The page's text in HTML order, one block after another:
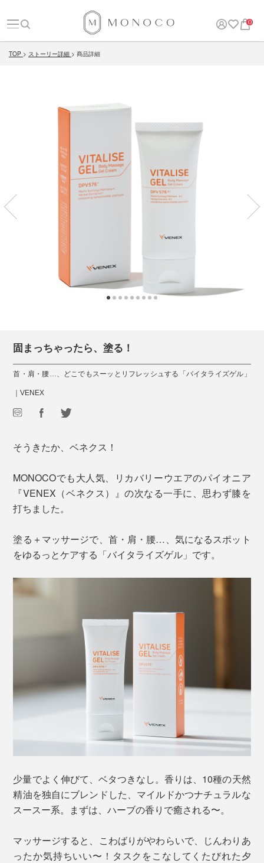
0
TOP ストーリー詳細 商品詳細
固まっちゃったら、塗る！
首・肩・腰…、どこでもスーッとリフレッシュする「バイタライズゲル」
｜VENEX
そうきたか、ベネクス！
MONOCOでも大人気、リカバリーウエアのパイオニア
『VENEX（ベネクス）』の次なる一手に、思わず膝を
打ちました。
塗る＋マッサージで、首・肩・腰…、気になるスポット
をゆるっとケアする「バイタライズゲル」です。
少量でよく伸びて、ベタつきなし。香りは、10種の天然
精油を独自にブレンドした、マイルドかつナチュラルな
スースー系。まずは、ハーブの香りで癒される〜。
マッサージすると、こわばりがやわらいで、じんわりあ
ったか気持ちいい〜！タスクをこなしてくたびれた夕